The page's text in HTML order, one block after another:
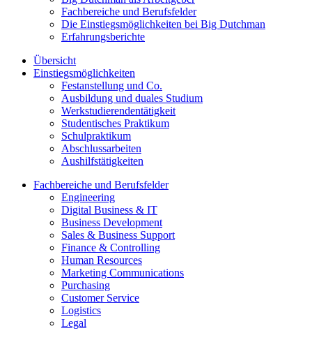
Fachbereiche und Berufsfelder
Die Einstiegsmöglichkeiten bei Big Dutchman
Erfahrungsberichte
Übersicht
Einstiegsmöglichkeiten
Festanstellung und Co.
Ausbildung und duales Studium
Werkstudierendentätigkeit
Studentisches Praktikum
Schulpraktikum
Abschlussarbeiten
Aushilfstätigkeiten
Fachbereiche und Berufsfelder
Engineering
Digital Business & IT
Business Development
Sales & Business Support
Finance & Controlling
Human Resources
Marketing Communications
Purchasing
Customer Service
Logistics
Legal